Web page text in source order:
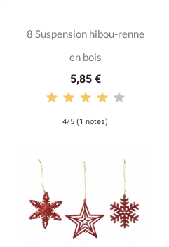
8 Suspension hibou-renne
en bois
5,85 €
4/5 (1 notes)